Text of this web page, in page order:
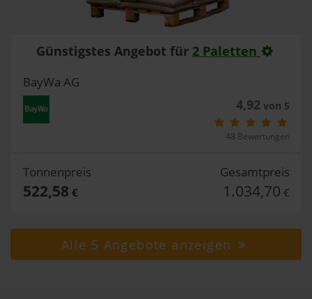
Günstigstes Angebot für 2 Paletten
BayWa AG
4,92von 5
48 Bewertungen
Tonnenpreis
522,58 €
Gesamtpreis
1.034,70 €
Alle 5 Angebote anzeigen